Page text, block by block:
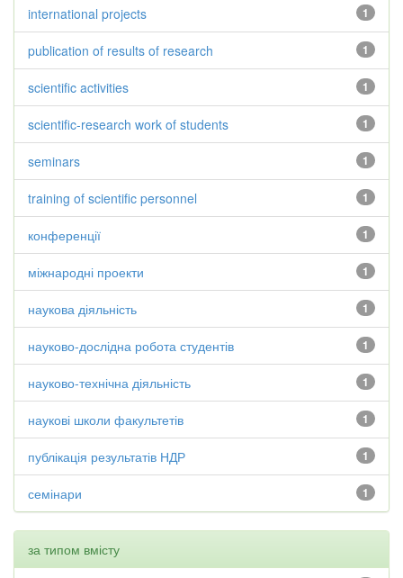
1
international projects
1
publication of results of research
1
scientific activities
1
scientific-research work of students
1
seminars
1
training of scientific personnel
1
конференції
1
міжнародні проекти
1
наукова діяльність
1
науково-дослідна робота студентів
1
науково-технічна діяльність
1
наукові школи факультетів
1
публікація результатів НДР
1
семінари
за типом вмісту